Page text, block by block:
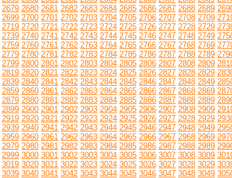
2679 2680 2681 2682 2683 2684 2685 2686 2687 2688 2689
2699 2700 2701 2702 2703 2704 2705 2706 2707 2708 2709
2719 2720 2721 2722 2723 2724 2725 2726 2727 2728 2729
2739 2740 2741 2742 2743 2744 2745 2746 2747 2748 2749
2759 2760 2761 2762 2763 2764 2765 2766 2767 2768 2769
2779 2780 2781 2782 2783 2784 2785 2786 2787 2788 2789
2799 2800 2801 2802 2803 2804 2805 2806 2807 2808 2809
2819 2820 2821 2822 2823 2824 2825 2826 2827 2828 2829
2839 2840 2841 2842 2843 2844 2845 2846 2847 2848 2849
2859 2860 2861 2862 2863 2864 2865 2866 2867 2868 2869
2879 2880 2881 2882 2883 2884 2885 2886 2887 2888 2889
2899 2900 2901 2902 2903 2904 2905 2906 2907 2908 2909
2919 2920 2921 2922 2923 2924 2925 2926 2927 2928 2929
2939 2940 2941 2942 2943 2944 2945 2946 2947 2948 2949
2959 2960 2961 2962 2963 2964 2965 2966 2967 2968 2969
2979 2980 2981 2982 2983 2984 2985 2986 2987 2988 2989
2999 3000 3001 3002 3003 3004 3005 3006 3007 3008 3009
3019 3020 3021 3022 3023 3024 3025 3026 3027 3028 3029
3039 3040 3041 3042 3043 3044 3045 3046 3047 3048 3049